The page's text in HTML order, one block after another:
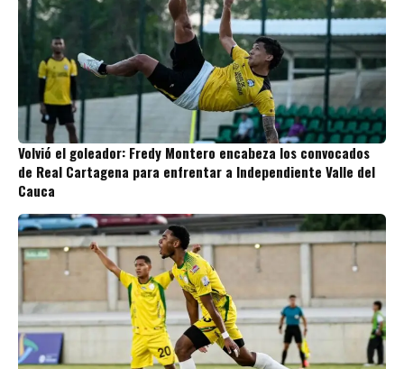
Volvió el goleador: Fredy Montero encabeza los convocados
de Real Cartagena para enfrentar a Independiente Valle del
Cauca